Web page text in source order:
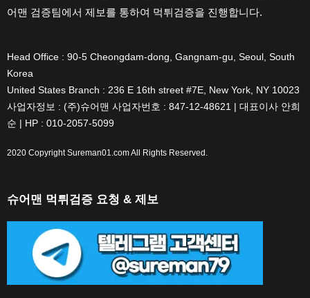
어맨 검증팀에서 제보를 통하여 먹튀검증을 진행합니다.
Head Office : 90-5 Cheongdam-dong, Gangnam-gu, Seoul, South
Korea
United States Branch : 236 E 16th street #7E, New York, NY 10023
사업자정보 : (주)슈어맨 사업자번호 : 847-12-48621 | 대표이사 안희
순 | HP : 010-2057-5099
2020 CopyrightSureman01.comAll Rights Reserved.
슈어맨 먹튀검증 요청 & 제보